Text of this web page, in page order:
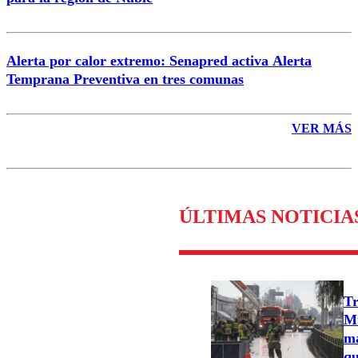
Alerta por calor extremo: Senapred activa Alerta
Temprana Preventiva en tres comunas
VER MÁS
ÚLTIMAS